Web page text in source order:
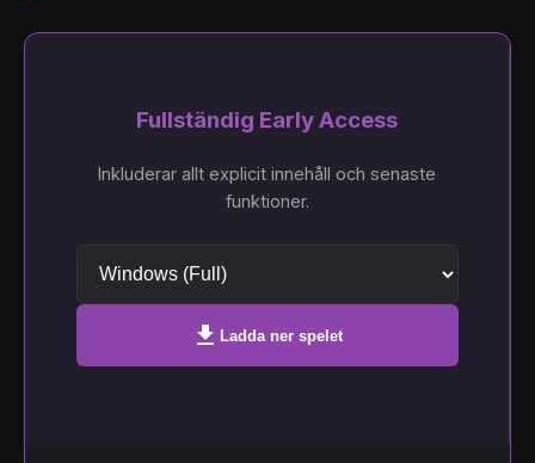
Fullständig Early Access
Inkluderar allt explicit innehåll och senaste
funktioner.
download Ladda ner spelet